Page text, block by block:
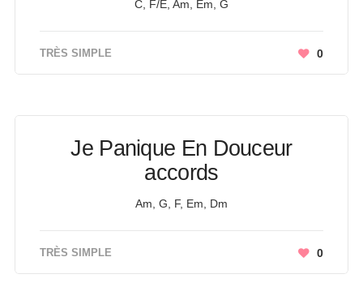
C, F/E, Am, Em, G
TRÈS SIMPLE 0
Je Panique En Douceur
accords
Am, G, F, Em, Dm
TRÈS SIMPLE 0